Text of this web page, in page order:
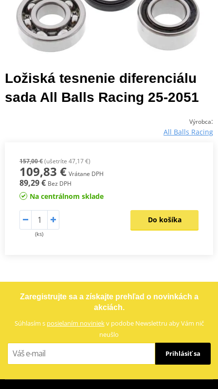
Ložiská tesnenie diferenciálu
sada All Balls Racing 25-2051
Výrobca:
All Balls Racing
157,00 €(ušetríte 47,17 €)
109,83 € Vrátane DPH
89,29 € Bez DPH
Na centrálnom sklade
(ks)
Do košíka
Zaregistrujte sa a získajte prehľad o novinkách a
akciách.
Súhlasím s posielaním noviniekv podobe Newslettru aby Vám nič
neušlo
Prihlásiť sa